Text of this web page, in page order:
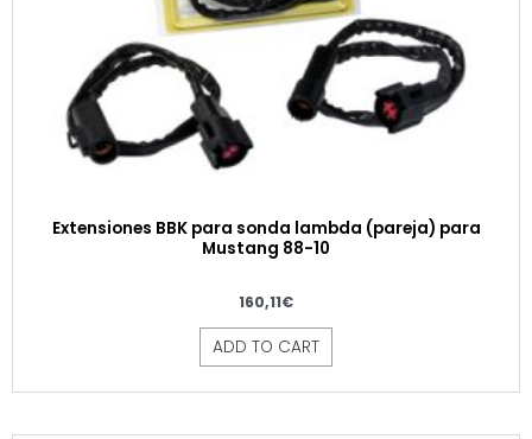
Extensiones BBK para sonda lambda (pareja) para
Mustang 88-10
160,11€
ADD TO CART